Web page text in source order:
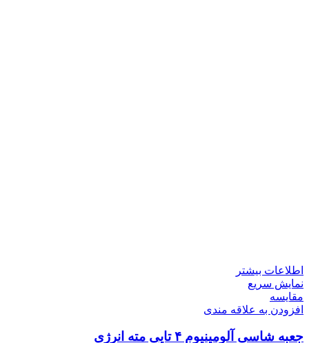
اطلاعات بیشتر
نمایش سریع
مقايسه
افزودن به علاقه مندی
جعبه شاسی آلومینیوم ۴ تایی مته انرژی